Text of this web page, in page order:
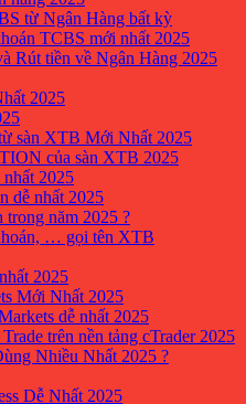
từ Ngân Hàng bất kỳ
TCBS mới nhất 2025
Rút tiền về Ngân Hàng 2025
2025
sàn XTB Mới Nhất 2025
của sàn XTB 2025
2025
dễ nhất 2025
năm 2025 ?
… gọi tên XTB
2025
Mới Nhất 2025
dễ nhất 2025
trên nền tảng cTrader 2025
Nhiều Nhất 2025 ?
Dễ Nhất 2025